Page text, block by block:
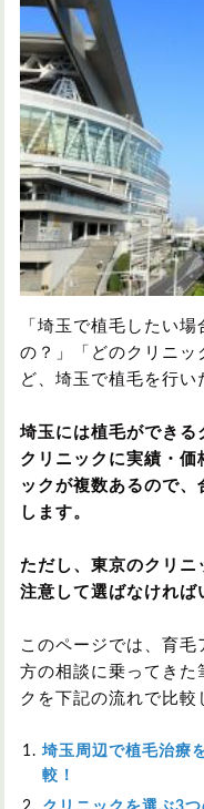
「埼玉で植毛したい
の？」「どのクリニッ
ど、埼玉で植毛を行い
埼玉には植毛ができる
クリニックに実績・価
ックが複数あるので
します。
ただし、東京のクリ
注意して選ばなければ
このページでは、育
方の相談に乗ってきた
クを下記の流れで比較
埼玉周辺で植毛治療
較！
つむじハゲ
円形脱毛症
対策・アイテム
育毛剤